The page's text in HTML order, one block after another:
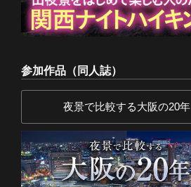
参加作品（同人誌）
夜景で比較する大阪の20年